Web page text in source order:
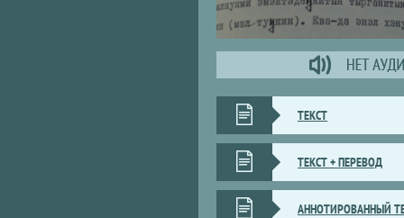
ТЕКСТ
ТЕКСТ + ПЕРЕВОД
АННОТИРОВАННЫЙ